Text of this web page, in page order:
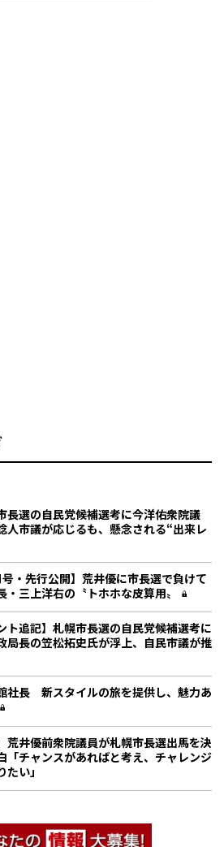
長選の自民党候補選考に今洋佑衆院議
人市議が応じるも、懸念される“出来レ
号・先行公開】荒井優に市長選で負けて
三上洋右の〝トホホな皮算用〟
ト追記】札幌市長選の自民党候補選考に
局長の笠松拓史氏が浮上、自民市議が推
長 新スタイルの旅を提供し、魅力あ
荒井優前衆院議員が札幌市長選出馬を決
「チャンスがあればと考え、チャレンジ
い」